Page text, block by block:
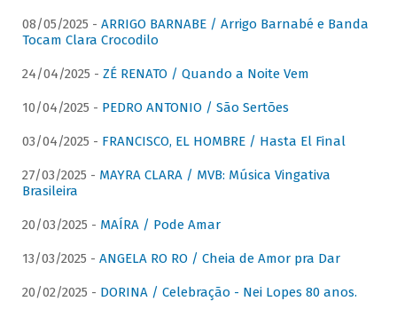
08/05/2025 - ARRIGO BARNABE / Arrigo Barnabé e Banda
Tocam Clara Crocodilo
24/04/2025 - ZÉ RENATO / Quando a Noite Vem
10/04/2025 - PEDRO ANTONIO / São Sertões
03/04/2025 - FRANCISCO, EL HOMBRE / Hasta El Final
27/03/2025 - MAYRA CLARA / MVB: Música Vingativa
Brasileira
20/03/2025 - MAÍRA / Pode Amar
13/03/2025 - ANGELA RO RO / Cheia de Amor pra Dar
20/02/2025 - DORINA / Celebração - Nei Lopes 80 anos.